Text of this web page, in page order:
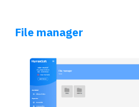
File manager